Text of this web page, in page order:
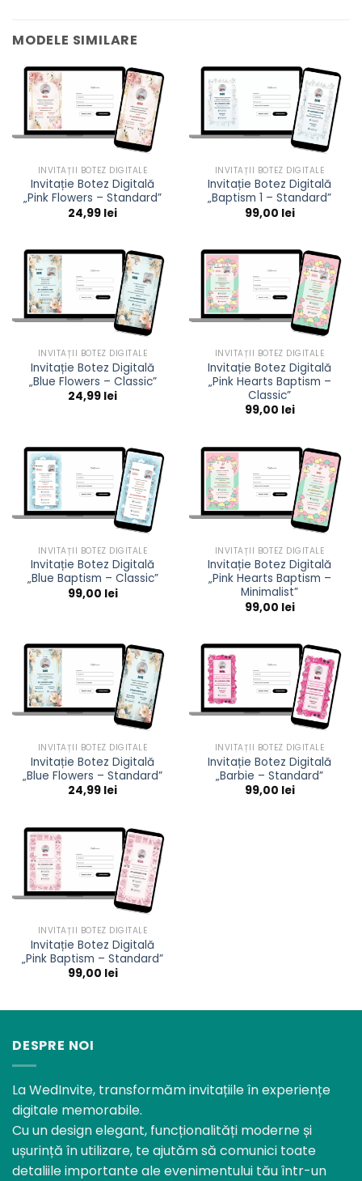
MODELE SIMILARE
INVITAȚII BOTEZ DIGITALE
Invitație Botez Digitală
„Pink Flowers – Standard”
24,99 lei
INVITAȚII BOTEZ DIGITALE
Invitație Botez Digitală
„Baptism 1 – Standard”
99,00 lei
INVITAȚII BOTEZ DIGITALE
Invitație Botez Digitală
„Blue Flowers – Classic”
24,99 lei
INVITAȚII BOTEZ DIGITALE
Invitație Botez Digitală
„Pink Hearts Baptism –
Classic”
99,00 lei
INVITAȚII BOTEZ DIGITALE
Invitație Botez Digitală
„Blue Baptism – Classic”
99,00 lei
INVITAȚII BOTEZ DIGITALE
Invitație Botez Digitală
„Pink Hearts Baptism –
Minimalist”
99,00 lei
INVITAȚII BOTEZ DIGITALE
Invitație Botez Digitală
„Blue Flowers – Standard”
24,99 lei
INVITAȚII BOTEZ DIGITALE
Invitație Botez Digitală
„Barbie – Standard”
99,00 lei
INVITAȚII BOTEZ DIGITALE
Invitație Botez Digitală
„Pink Baptism – Standard”
99,00 lei
DESPRE NOI
La WedInvite, transformăm invitațiile în experiențe
digitale memorabile.
Cu un design elegant, funcționalități moderne și
ușurință în utilizare, te ajutăm să comunici toate
detaliile importante ale evenimentului tău într-un